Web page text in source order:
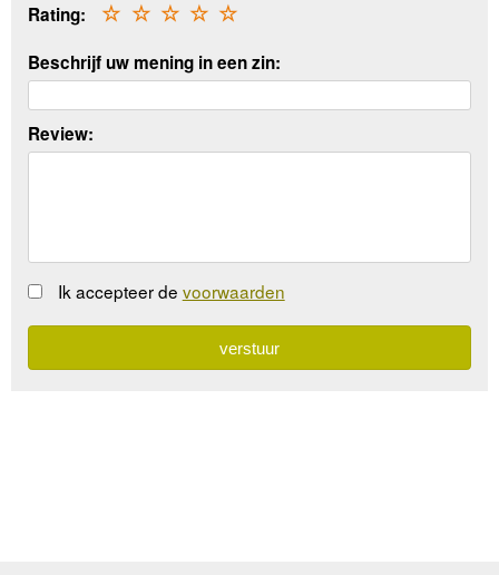
Rating: ☆
☆
☆
☆
☆
Beschrijf uw mening in een zin:
Review:
Ik accepteer de voorwaarden